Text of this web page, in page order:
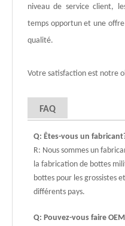
niveau de service client,
temps opportun et une
qualité.
Votre satisfaction est notre
FAQ
Q: Êtes-vous un
R: Nous sommes un
la fabrication de bottes
bottes pour les grossistes
différents pays.
Q: Pouvez-vous faire